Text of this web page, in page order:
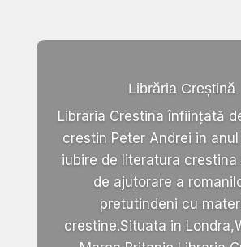
Librăria Creștină
Libraria Crestina înființată
crestin Peter Andrei in
iubire de literatura crestina
de ajutorare a
pretutindeni cu
crestine.Situata in